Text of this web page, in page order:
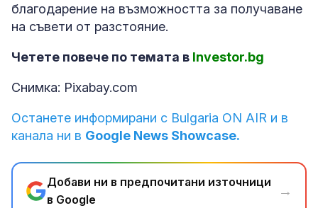
благодарение на възможността за получаване
на съвети от разстояние.
Четете повече по темата в Investor.bg
Снимка: Pixabay.com
Останете информирани с Bulgaria ON AIR и в
канала ни в Google News Showcase.
Добави ни в предпочитани източници
в Google
→